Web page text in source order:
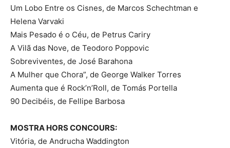
Um Lobo Entre os Cisnes, de Marcos Schechtman e
Helena Varvaki
Mais Pesado é o Céu, de Petrus Cariry
A Vilã das Nove, de Teodoro Poppovic
Sobreviventes, de José Barahona
A Mulher que Chora”, de George Walker Torres
Aumenta que é Rock’n’Roll, de Tomás Portella
90 Decibéis, de Fellipe Barbosa
MOSTRA HORS CONCOURS:
Vitória, de Andrucha Waddington